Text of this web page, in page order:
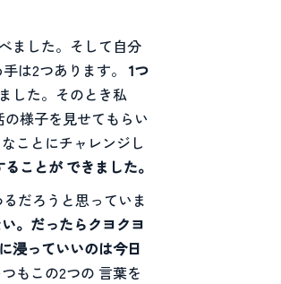
ました。そして自分
は2つあります。 1つ
した。そのとき私
様子を見せてもらい
ことにチャレンジし
ことが できました。
だろうと思っていま
。だったらクヨクヨ
浸っていいのは今日
もこの2つの 言葉を